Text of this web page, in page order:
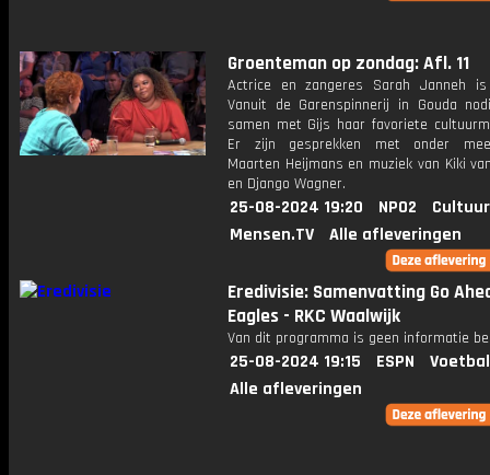
Groenteman op zondag: Afl. 11
Actrice en zangeres Sarah Janneh
Vanuit de Garenspinnerij in Gouda
samen met Gijs haar favoriete
Er zijn gesprekken met onder
Maarten Heijmans en muziek van Kiki
en Django Wagner.
25-08-2024 19:20 NPO2
Mensen.TV
Alle afleveringen
Eredivisie: Samenvatting Go
Eagles - RKC Waalwijk
Van dit programma is geen informatie
25-08-2024 19:15 ESPN
Alle afleveringen